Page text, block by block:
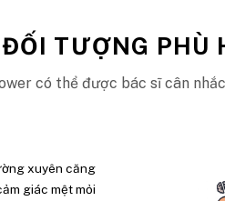
ĐỐI TƯỢNG PHÙ
có thể được bác sĩ cân
xuyên căng
giác mệt mỏi